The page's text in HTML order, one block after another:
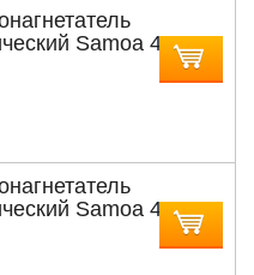
Samoa 424
PM3 с тележкой
Samoa 424
PM3 с тележкой